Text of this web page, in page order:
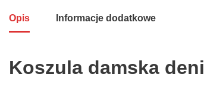
Opis Informacje dodatkowe
Koszula damska